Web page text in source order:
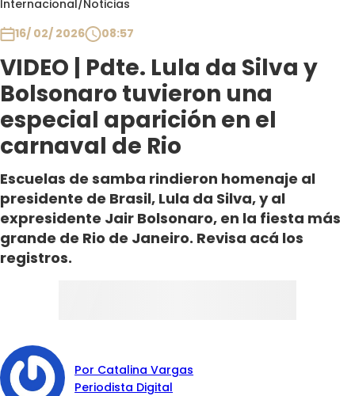
Internacional/Noticias
16/ 02/ 2026
08:57
VIDEO | Pdte. Lula da Silva y
Bolsonaro tuvieron una
especial aparición en el
carnaval de Rio
Escuelas de samba rindieron homenaje al
presidente de Brasil, Lula da Silva, y al
expresidente Jair Bolsonaro, en la fiesta más
grande de Rio de Janeiro. Revisa acá los
registros.
Por Catalina Vargas
Periodista Digital
Club De La Comedia
Contigo en Directo
Plan Perfecto
El Tiempo
Sabingo
Todos Los Programas